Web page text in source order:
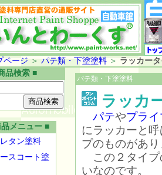
ページ ＞ パテ類・下塗塗料＞ ラッカー
品検索 ■
メニュー ■
タン塗料
スコート塗
パテ類・下塗塗料
ラッカ
パテやプラ
にラッカーと
プのものがあ
この２タイプ
いなのです。